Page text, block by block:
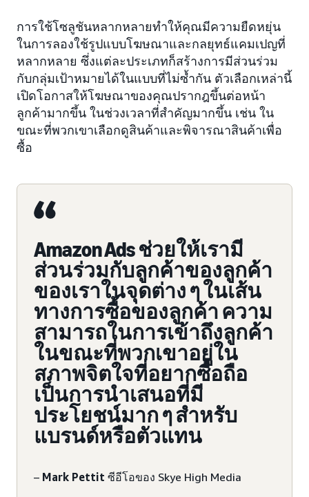
การใช้โซลูชันหลากหลายทำให้คุณมีความยืดหยุ่น
ในการลองใช้รูปแบบโฆษณาและกลยุทธ์แคมเปญที่
หลากหลาย ซึ่งแต่ละประเภทก็สร้างการมีส่วนร่วม
กับกลุ่มเป้าหมายได้ในแบบที่ไม่ซ้ำกัน ตัวเลือกเหล่านี้
เปิดโอกาสให้โฆษณาของคุณปรากฎขึ้นต่อหน้า
ลูกค้ามากขึ้น ในช่วงเวลาที่สำคัญมากขึ้น เช่น ใน
ขณะที่พวกเขาเลือกดูสินค้าและพิจารณาสินค้าเพื่อ
ซื้อ
Amazon Ads ช่วยให้เรามี
ส่วนร่วมกับลูกค้าของลูกค้า
ของเราในจุดต่าง ๆ ในเส้น
ทางการซื้อของลูกค้า ความ
สามารถในการเข้าถึงลูกค้า
ในขณะที่พวกเขาอยู่ใน
สภาพจิตใจที่อยากซื้อถือ
เป็นการนำเสนอที่มี
ประโยชน์มาก ๆ สำหรับ
แบรนด์หรือตัวแทน
– Mark Pettit ซีอีโอของ Skye High Media